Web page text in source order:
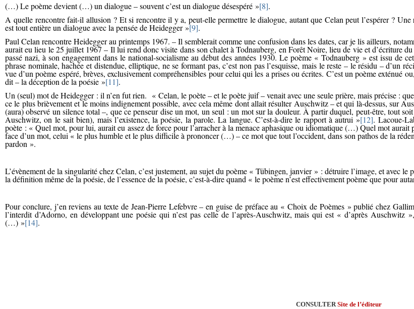
(…) Le poème devient (…) un dialogue – souvent c’est un dialogue désespéré »[8].
A quelle rencontre fait-il allusion ? Et si rencontre il y a, peut-elle permettre le dialogue, autant que Celan peut l’espérer ?
est tout entière un dialogue avec la pensée de Heidegger »[9].
Paul Celan rencontre Heidegger au printemps 1967. – Il semblerait comme une confusion dans les dates, car je lis ailleurs,
aurait eu lieu le 25 juillet 1967 – Il lui rend donc visite dans son chalet à Todnauberg, en Forêt Noire, lieu de vie et d’écriture
passé nazi, à son engagement dans le national-socialisme au début des années 1930. Le poème « Todnauberg » est issu de
phrase nominale, hachée et distendue, elliptique, ne se formant pas, c’est non pas l’esquisse, mais le reste – le résidu – d’un
vue d’un poème espéré, brèves, exclusivement compréhensibles pour celui qui les a prises ou écrites. C’est un poème
dit – la déception de la poésie »[11].
Un (seul) mot de Heidegger : il n’en fut rien. « Celan, le poète – et le poète juif – venait avec une seule prière, mais précise :
ce le plus brièvement et le moins indignement possible, avec cela même dont allait résulter Auschwitz – et qui là-dessus, sur
(aura) observé un silence total –, que ce penseur dise un mot, un seul : un mot sur la douleur. À partir duquel, peut-être, tout
Auschwitz, on le sait bien), mais l’existence, la poésie, la parole. La langue. C’est-à-dire le rapport à autrui »[12]. Lacoue-
poète : « Quel mot, pour lui, aurait eu assez de force pour l’arracher à la menace aphasique ou idiomatique (…) Quel mot aurait
face d’un mot, celui « le plus humble et le plus difficile à prononcer (…) – ce mot que tout l’occident, dans son pathos de la
pardon ».
L’évènement de la singularité chez Celan, c’est justement, au sujet du poème « Tübingen, janvier » : détruire l’image, et avec
la définition même de la poésie, de l’essence de la poésie, c’est-à-dire quand « le poème n’est effectivement poème que pour
Pour conclure, j’en reviens au texte de Jean-Pierre Lefebvre – en guise de préface au « Choix de Poèmes » publié chez
l’interdit d’Adorno, en développant une poésie qui n’est pas celle de l’après-Auschwitz, mais qui est « d’après Auschwitz
(…) »[14].
CONSULTERSite de l’éditeur